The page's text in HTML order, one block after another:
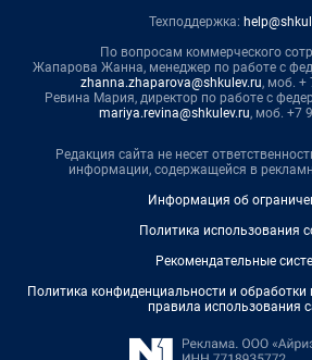
Техподдержка:
По вопросам коммерческого
Жапарова Жанна, менеджер по работе с
zhanna.zhaparova@shkulev.ru, моб. +
Ревина Мария, директор по работе с
mariya.revina@shkulev.ru, моб. +7
Редакция сайта не несет
информации, содержащейся в
Информация об
Политика использования
Рекомендательные
Политика конфиденциальности и
правила использования